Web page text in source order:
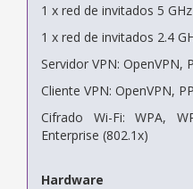
1 x red de invitados 5 GHz
1 x red de invitados 2.4
Servidor VPN: OpenVPN,
Cliente VPN: OpenVPN,
Cifrado Wi-Fi: WPA,
Enterprise (802.1x)
Hardware